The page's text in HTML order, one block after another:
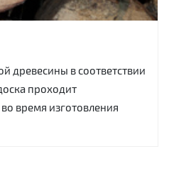
древесины в соответствии
проходит
время изготовления